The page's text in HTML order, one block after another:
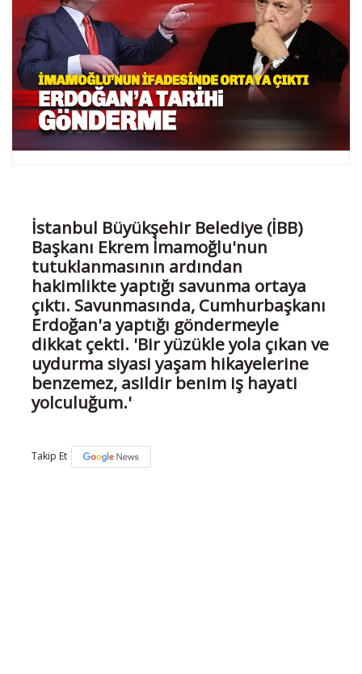
İstanbul Büyükşehir Belediye (İBB)
Başkanı Ekrem İmamoğlu'nun
tutuklanmasının ardından
hakimlikte yaptığı savunma ortaya
çıktı. Savunmasında, Cumhurbaşkanı
Erdoğan'a yaptığı göndermeyle
dikkat çekti. 'Bir yüzükle yola çıkan ve
uydurma siyasi yaşam hikayelerine
benzemez, asildir benim iş hayati
yolculuğum.'
Takip Et